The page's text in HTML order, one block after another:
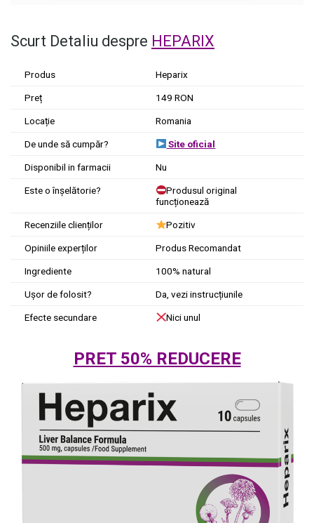
Scurt Detaliu despre HEPARIX
Produs Heparix
Preț 149 RON
Locație Romania
De unde să cumpăr? Site oficial
Disponibil in farmacii Nu
Este o înșelătorie?
Produsul original
funcționează
Recenziile clienților Pozitiv
Opiniile experților Produs Recomandat
Ingrediente 100% natural
Ușor de folosit? Da, vezi instrucțiunile
Efecte secundare Nici unul
PRET 50% REDUCERE